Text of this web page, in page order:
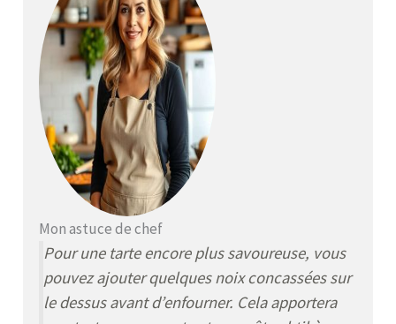
Mon astuce de chef
Pour une tarte encore plus savoureuse, vous
pouvez ajouter quelques noix concassées sur
le dessus avant d’enfourner. Cela apportera